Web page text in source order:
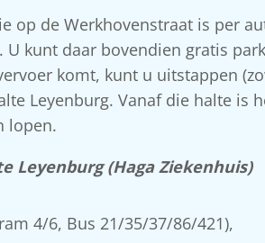
op de Werkhovenstraat is per
U kunt daar bovendien gratis
komt, kunt u uitstappen
Leyenburg. Vanaf die halte is
lopen.
Leyenburg (Haga Ziekenhuis)
4/6, Bus 21/35/37/86/421),